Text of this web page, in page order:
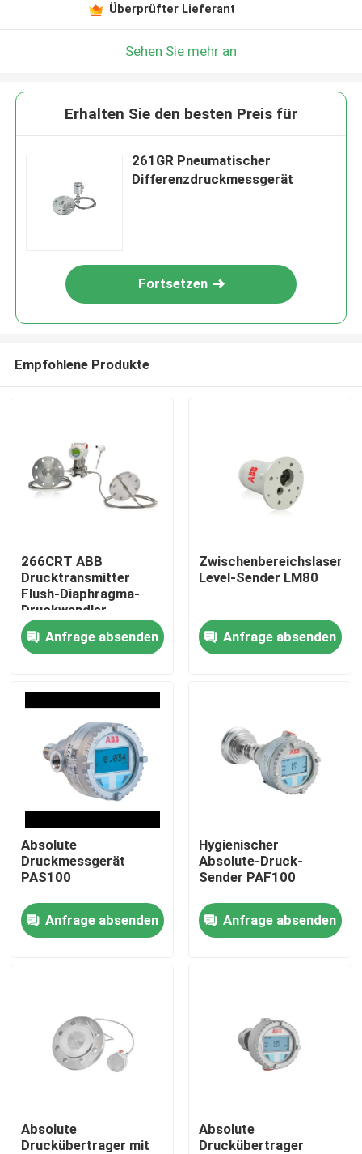
Produkte
Videos
Über uns
Qualitätskontrolle
Referenzen
Psa-Sauerstoff-Generator
Überprüfter Lieferant
Sehen Sie mehr an
Erhalten Sie den besten Preis für
261GR Pneumatischer
Differenzdruckmessgerät
Fortsetzen
Empfohlene Produkte
266CRT ABB
Drucktransmitter
Flush-Diaphragma-
Druckwandler
Anfrage absenden
Zwischenbereichslaser-
Level-Sender LM80
Anfrage absenden
Absolute
Druckmessgerät
PAS100
Anfrage absenden
Hygienischer
Absolute-Druck-
Sender PAF100
Anfrage absenden
Absolute
Druckübertrager mit
Absolute
Druckübertrager